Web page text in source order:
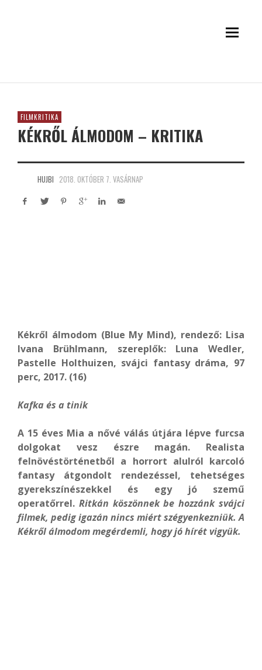
FILMKRITIKA
KÉKRŐL ÁLMODOM – KRITIKA
HUJBI 2018. OKTÓBER 7. VASÁRNAP
Kékről álmodom (Blue My Mind), rendező: Lisa
Ivana Brühlmann, szereplők: Luna Wedler,
Pastelle Holthuizen, svájci fantasy dráma, 97
perc, 2017. (16)
Kafka és a tinik
A 15 éves Mia a nővé válás útjára lépve furcsa
dolgokat vesz észre magán. Realista
felnövéstörténetből a horrort alulról karcoló
fantasy átgondolt rendezéssel, tehetséges
gyerekszínészekkel és egy jó szemű
operatőrrel. Ritkán köszönnek be hozzánk svájci
filmek, pedig igazán nincs miért szégyenkezniük. A
Kékről álmodom megérdemli, hogy jó hírét vigyük.